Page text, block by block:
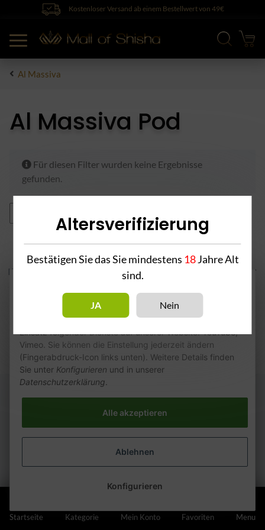
Kostenloser Versand ab einem Bestellwert von 49€
Al Massiva
Al Massiva Pod
x
Für diesen Filter wurden keine Ergebnisse
gefunden.
Wie wir Cookies & Co nutzen
Durch Klicken auf „Alle akzeptieren“ gestatten Sie den
Einsatz folgender Dienste auf unserer Website: YouTube,
Vimeo. Sie können die Einstellung jederzeit ändern
(Fingerabdruck-Icon links unten). Weitere Details finden
Sie unter Konfigurieren und in unserer
Datenschutzerklärung.
Alle akzeptieren
Ablehnen
Konfigurieren
Kategorien
Startseite Kategorie Mein Konto Favoriten Menu
Altersverifizierung
Bestätigen Sie das Sie mindestens 18Jahre Alt
sind.
JA Nein